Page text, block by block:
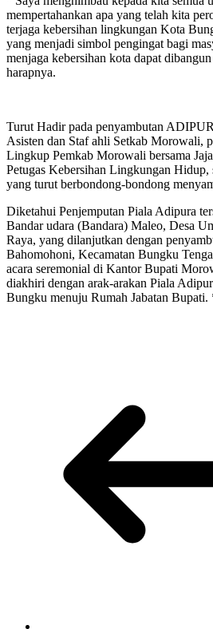
mempertahankan apa yang telah kita
terjaga kebersihan lingkungan Kota
yang menjadi simbol pengingat bagi
menjaga kebersihan kota dapat
harapnya.
Turut Hadir pada penyambutan
Asisten dan Staf ahli Setkab Morowali,
Lingkup Pemkab Morowali bersama
Petugas Kebersihan Lingkungan Hidup,
yang turut berbondong-bondong
Diketahui Penjemputan Piala Adipura
Bandar udara (Bandara) Maleo, Desa
Raya, yang dilanjutkan dengan
Bahomohoni, Kecamatan Bungku
acara seremonial di Kantor Bupati
diakhiri dengan arak-arakan Piala
Bungku menuju Rumah Jabatan